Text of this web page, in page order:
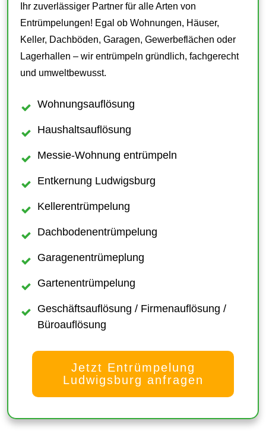
Ihr zuverlässiger Partner für alle Arten von
Entrümpelungen! Egal ob Wohnungen, Häuser,
Keller, Dachböden, Garagen, Gewerbeflächen oder
Lagerhallen – wir entrümpeln gründlich, fachgerecht
und umweltbewusst.
Wohnungsauflösung
Haushaltsauflösung
Messie-Wohnung entrümpeln
Entkernung Ludwigsburg
Kellerentrümpelung
Dachbodenentrümpelung
Garagenentrümeplung
Gartenentrümpelung
Geschäftsauflösung / Firmenauflösung /
Büroauflösung
Jetzt Entrümpelung
Ludwigsburg anfragen